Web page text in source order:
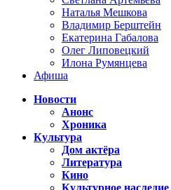
Наталья Мешкова
Владимир Берштейн
Екатерина Габалова
Олег Липовецкий
Илона Румянцева
Афиша
Новости
Анонс
Хроника
Культура
Дом актёра
Литература
Кино